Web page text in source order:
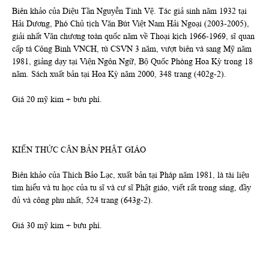
Biên khảo của Diệu Tần Nguyễn Tinh Vệ. Tác giả sinh năm 1932 tại
Hải Dương, Phó Chủ tịch Văn Bút Việt Nam Hải Ngoại (2003-2005),
giải nhất Văn chương toàn quốc năm về Thoại kịch 1966-1969, sĩ quan
cấp tá Công Binh VNCH, tù CSVN 3 năm, vượt biên và sang Mỹ năm
1981, giảng dạy tại Viện Ngôn Ngữ, Bộ Quốc Phòng Hoa Kỳ trong 18
năm. Sách xuất bản tại Hoa Kỳ năm 2000, 348 trang (402g-2).
Giá 20 mỹ kim + bưu phí.
KIẾN THỨC CĂN BẢN PHẬT GIÁO
Biên khảo của Thích Bảo Lạc, xuất bản tại Pháp năm 1981, là tài liệu
tìm hiểu và tu học của tu sĩ và cư sĩ Phật giáo, viết rất trong sáng, đầy
đủ và công phu nhất, 524 trang (643g-2).
Giá 30 mỹ kim + bưu phí.